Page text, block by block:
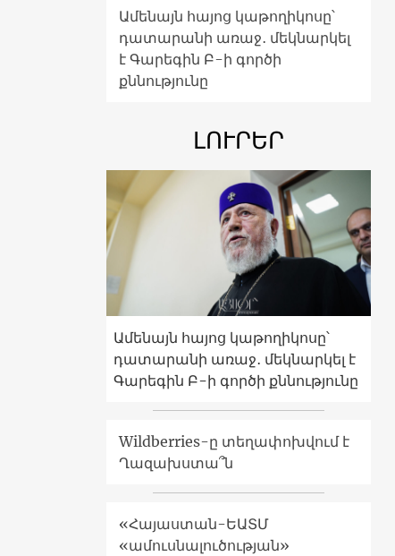
Ամենայն հայոց կաթողիկոսը՝
դատարանի առաջ․ մեկնարկել
է Գարեգին Բ-ի գործի
քննությունը
ԼՈՒՐԵՐ
Ամենայն հայոց կաթողիկոսը՝
դատարանի առաջ․ մեկնարկել է
Գարեգին Բ-ի գործի քննությունը
Wildberries-ը տեղափոխվում է
Ղազախստա՞ն
«Հայաստան-ԵԱՏՄ
«ամուսնալուծության»